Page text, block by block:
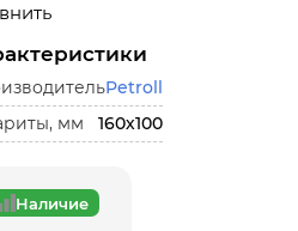
Petroll
мм
160х100
Наличие